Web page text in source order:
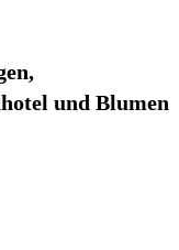
und Blumen